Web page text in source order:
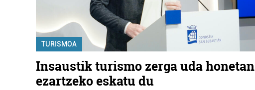
TURISMOA
Insaustik turismo zerga uda honetan
ezartzeko eskatu du